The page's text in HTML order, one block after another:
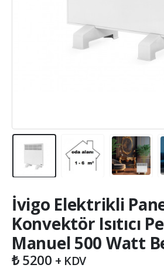
İvigo Elektrikli
Konvektör Isıtıcı
Manuel 500 Watt
₺5200 + KDV